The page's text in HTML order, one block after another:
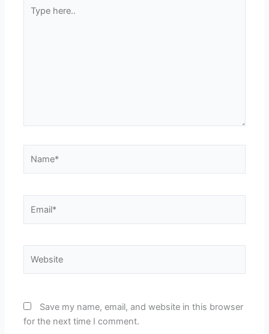
here..
Save my name, email, and website in this browser
for the next time I comment.